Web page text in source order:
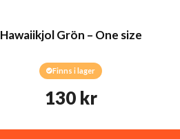
Hawaiikjol Grön – One size
Finns i lager
130 kr